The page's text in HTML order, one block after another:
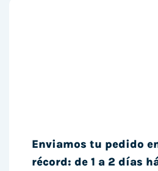
Enviamos tu pedido
récord: de 1 a 2 días